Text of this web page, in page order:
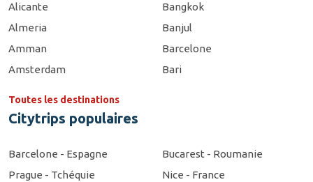
Alicante
Almeria
Amman
Amsterdam
Bangkok
Banjul
Barcelone
Bari
Toutes les destinations
Citytrips populaires
Barcelone - Espagne
Prague - Tchéquie
Bucarest - Roumanie
Nice - France